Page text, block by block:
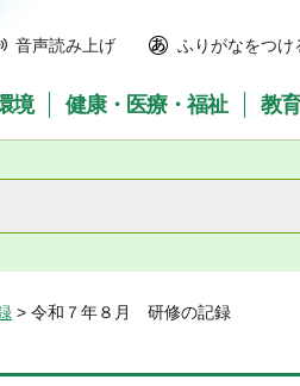
音声読み上げ ふりがなをつけ
境 健康・医療・福祉 教
> 令和７年８月 研修の記録